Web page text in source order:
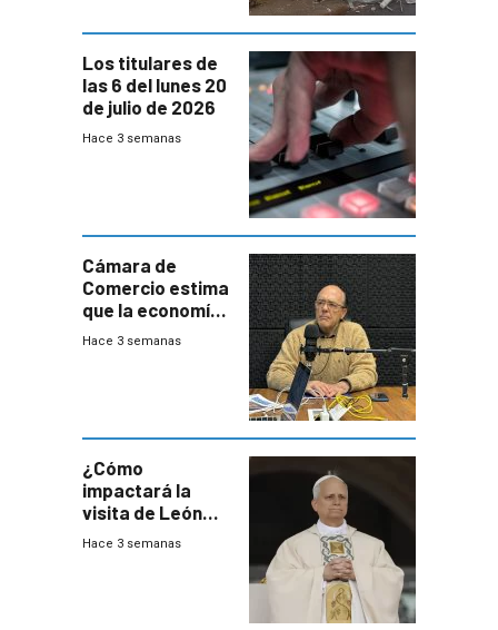
Los titulares de
las 6 del lunes 20
de julio de 2026
Hace 3 semanas
Cámara de
Comercio estima
que la economía
crecerá 1,6%
Hace 3 semanas
¿Cómo
impactará la
visita de León
XIV a Uruguay?
Hace 3 semanas